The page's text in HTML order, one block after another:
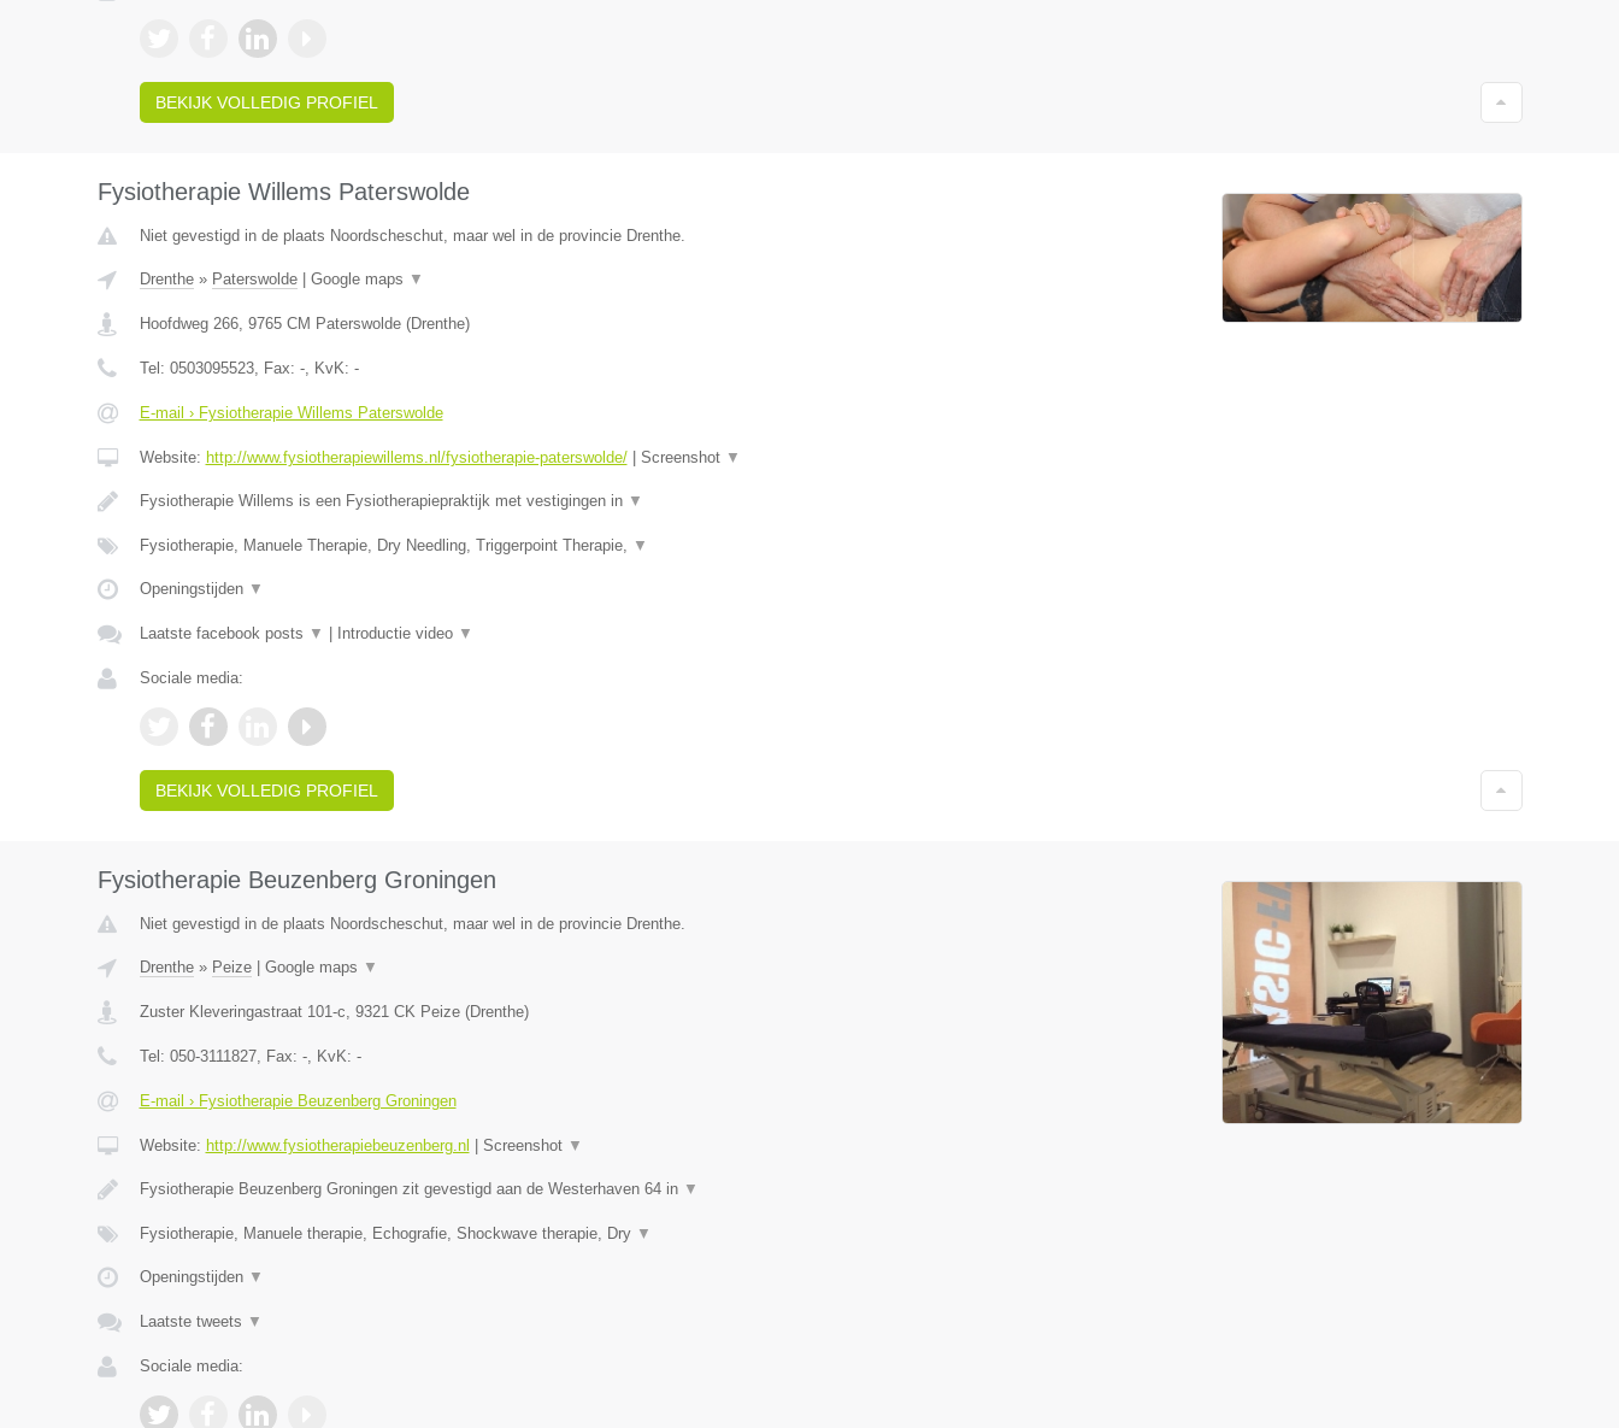
BEKIJK VOLLEDIG PROFIEL
Fysiotherapie Willems Paterswolde
Niet gevestigd in de plaats Noordscheschut, maar wel in de provincie Drenthe.
Drenthe» Paterswolde| Google maps ▼
Hoofdweg 266, 9765 CM Paterswolde(Drenthe)
Tel: 0503095523, Fax: -, KvK: -
E-mail › Fysiotherapie Willems Paterswolde
Website: http://www.fysiotherapiewillems.nl/fysiotherapie-paterswolde/| Screenshot ▼
Fysiotherapie Willems is een Fysiotherapiepraktijk met vestigingen in ▼
Fysiotherapie, Manuele Therapie, Dry Needling, Triggerpoint Therapie, ▼
Openingstijden ▼
Laatste facebook posts ▼ Introductie video ▼
Sociale media:
BEKIJK VOLLEDIG PROFIEL
Fysiotherapie Beuzenberg Groningen
Niet gevestigd in de plaats Noordscheschut, maar wel in de provincie Drenthe.
Drenthe» Peize| Google maps ▼
Zuster Kleveringastraat 101-c, 9321 CK Peize(Drenthe)
Tel: 050-3111827, Fax: -, KvK: -
E-mail › Fysiotherapie Beuzenberg Groningen
Website: http://www.fysiotherapiebeuzenberg.nl Screenshot ▼
Fysiotherapie Beuzenberg Groningen zit gevestigd aan de Westerhaven 64 in ▼
Fysiotherapie, Manuele therapie, Echografie, Shockwave therapie, Dry ▼
Openingstijden ▼
Laatste tweets ▼
Sociale media: